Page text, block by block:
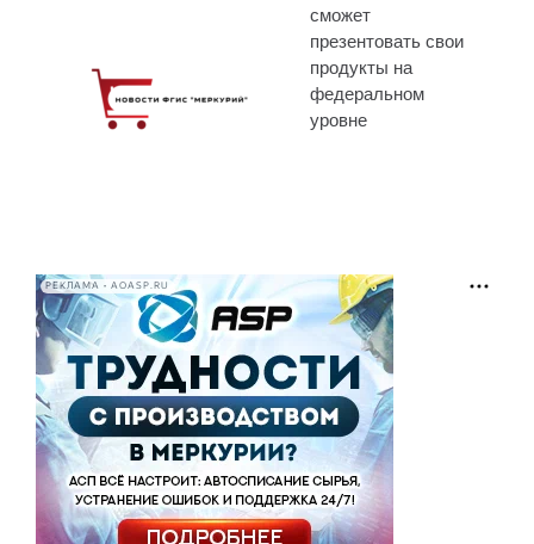
сможет
презентовать свои
продукты на
федеральном
уровне
РЕКЛАМА • AOASP.RU